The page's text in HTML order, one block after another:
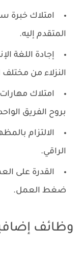
امتلاك خبرة
المتقدم إليه.
إجادة اللغة
النزلاء من
امتلاك
بروح الفريق
الالتزام
الراقي.
ضغط العمل.
وظائف